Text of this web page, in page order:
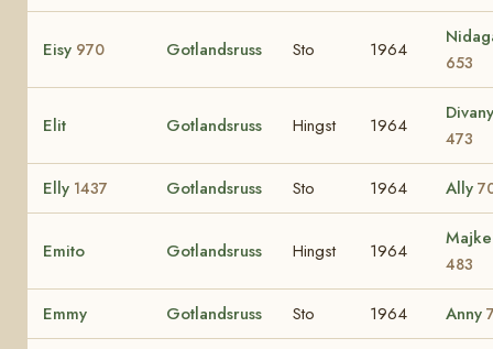
Eisy 970 Gotlandsruss Sto 1964
653
Elit Gotlandsruss Hingst 1964
Divany
473
Elly 1437 Gotlandsruss Sto 1964 Ally
Emito Gotlandsruss Hingst 1964
483
Emmy Gotlandsruss Sto 1964 Anny